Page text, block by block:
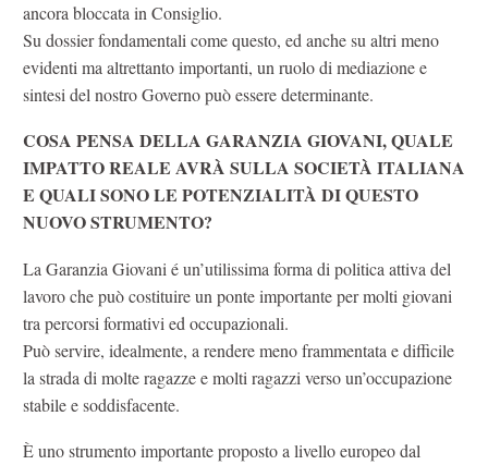
ancora bloccata in Consiglio.
Su dossier fondamentali come questo, ed anche su altri meno
evidenti ma altrettanto importanti, un ruolo di mediazione e
sintesi del nostro Governo può essere determinante.
COSA PENSA DELLA GARANZIA GIOVANI, QUALE
IMPATTO REALE AVRÀ SULLA SOCIETÀ ITALIANA
E QUALI SONO LE POTENZIALITÀ DI QUESTO
NUOVO STRUMENTO?
La Garanzia Giovani é un’utilissima forma di politica attiva del
lavoro che può costituire un ponte importante per molti giovani
tra percorsi formativi ed occupazionali.
Può servire, idealmente, a rendere meno frammentata e difficile
la strada di molte ragazze e molti ragazzi verso un’occupazione
stabile e soddisfacente.
È uno strumento importante proposto a livello europeo dal